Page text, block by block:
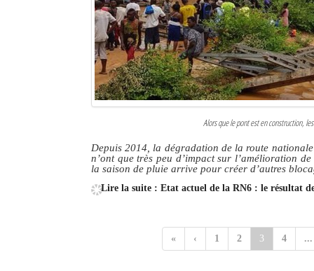
Alors que le pont est en construction,
Depuis 2014, la dégradation de la route
n’ont que très peu d’impact sur l’amélioration
la saison de pluie arrive pour créer d’autres
Lire la suite : Etat actuel de la RN6 : le résultat
« ‹ 1 2 3 4 ...